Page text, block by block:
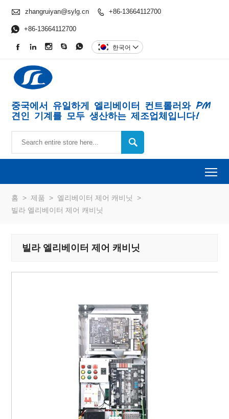
 zhangruiyan@sylg.cn  +86-13664112700
 +86-13664112700
     한국어 
중국에서 유일하게 엘리베이터 컨트롤러와 PM
견인 기계를 모두 생산하는 제조업체입니다!

홈 > 제품 > 엘리베이터 제어 캐비닛
>
빌라 엘리베이터 제어 캐비닛
빌라 엘리베이터 제어 캐비닛